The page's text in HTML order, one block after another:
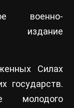
военно-
издание
Силах
государств.
молодого